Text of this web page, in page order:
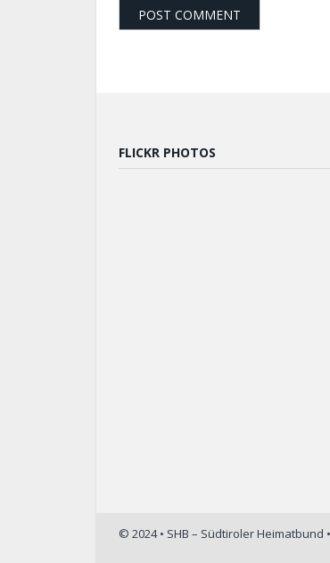
FLICKR PHOTOS
© 2024 • SHB – Südtiroler Heimatbund